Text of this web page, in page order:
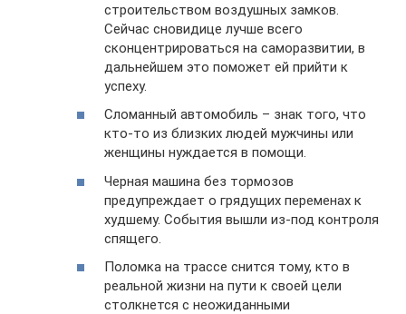
строительством воздушных замков.
Сейчас сновидице лучше всего
сконцентрироваться на саморазвитии, в
дальнейшем это поможет ей прийти к
успеху.
Сломанный автомобиль – знак того, что
кто-то из близких людей мужчины или
женщины нуждается в помощи.
Черная машина без тормозов
предупреждает о грядущих переменах к
худшему. События вышли из-под контроля
спящего.
Поломка на трассе снится тому, кто в
реальной жизни на пути к своей цели
столкнется с неожиданными